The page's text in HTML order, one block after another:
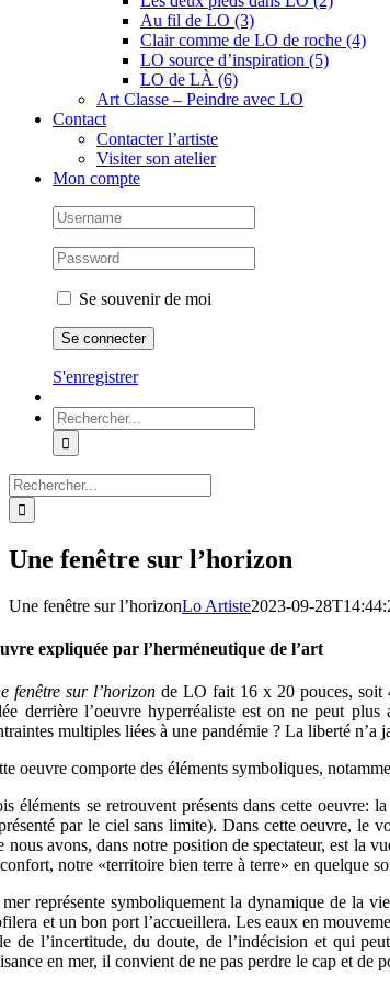
Au fil de LO (3)
Clair comme de LO de roche (4)
LO source d’inspiration (5)
LO de LÀ (6)
Art Classe – Peindre avec LO
Contact
Contacter l’artiste
Visiter son atelier
Mon compte
Se souvenir de moi
S'enregistrer
Rechercher:
Rechercher:
Une fenêtre sur l’horizon
Une fenêtre sur l’horizonLo Artiste2023-09-
expliquée par l’herméneutique de l’art
fenêtre sur l’horizon de LO fait 16 x 20 pouces, soit
derrière l’oeuvre hyperréaliste est on ne peut
multiples liées à une pandémie ? La liberté n’a
oeuvre comporte des éléments symboliques,
éléments se retrouvent présents dans cette oeuvre:
par le ciel sans limite). Dans cette oeuvre, le
nous avons, dans notre position de spectateur, est la
notre «territoire bien terre à terre» en quelque
représente symboliquement la dynamique de la
et un bon port l’accueillera. Les eaux en
de l’incertitude, du doute, de l’indécision et qui
en mer, il convient de ne pas perdre le cap et de